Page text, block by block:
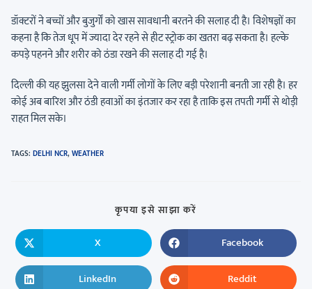
डॉक्टरों ने बच्चों और बुजुर्गों को खास सावधानी बरतने की सलाह दी है। विशेषज्ञों का
कहना है कि तेज धूप में ज्यादा देर रहने से हीट स्ट्रोक का खतरा बढ़ सकता है। हल्के
कपड़े पहनने और शरीर को ठंडा रखने की सलाह दी गई है।
दिल्ली की यह झुलसा देने वाली गर्मी लोगों के लिए बड़ी परेशानी बनती जा रही है। हर
कोई अब बारिश और ठंडी हवाओं का इंतजार कर रहा है ताकि इस तपती गर्मी से थोड़ी
राहत मिल सके।
TAGS: DELHI NCR,WEATHER
कृपया इसे साझा करें
X Facebook
LinkedIn Reddit